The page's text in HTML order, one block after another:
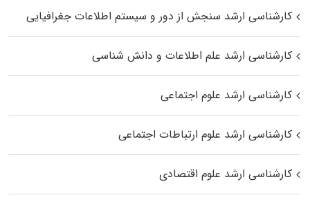
کارشناسی ارشد سنجش از دور و سیستم اطلاعات جغرافیایی
کارشناسی ارشد علم اطلاعات و دانش شناسی
کارشناسی ارشد علوم اجتماعی
کارشناسی ارشد علوم ارتباطات اجتماعی
کارشناسی ارشد علوم اقتصادی